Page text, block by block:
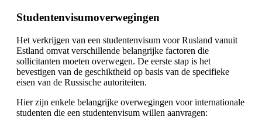
Studentenvisumoverwegingen
Het verkrijgen van een studentenvisum voor Rusland vanuit
Estland omvat verschillende belangrijke factoren die
sollicitanten moeten overwegen. De eerste stap is het
bevestigen van de geschiktheid op basis van de specifieke
eisen van de Russische autoriteiten.
Hier zijn enkele belangrijke overwegingen voor internationale
studenten die een studentenvisum willen aanvragen: